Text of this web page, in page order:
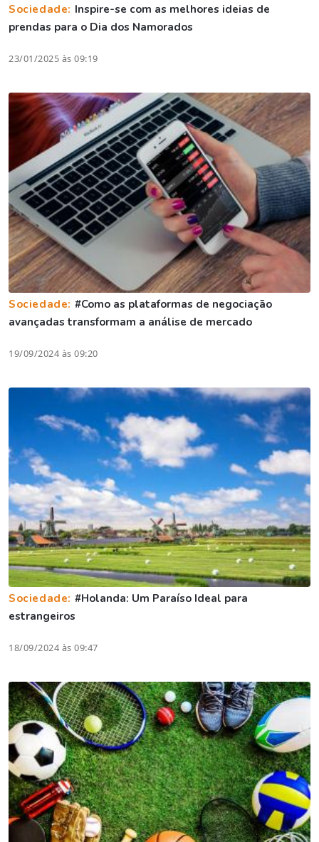
Sociedade: Inspire-se com as melhores ideias de
prendas para o Dia dos Namorados
23/01/2025 às 09:19
Sociedade: #Como as plataformas de negociação
avançadas transformam a análise de mercado
19/09/2024 às 09:20
Sociedade: #Holanda: Um Paraíso Ideal para
estrangeiros
18/09/2024 às 09:47